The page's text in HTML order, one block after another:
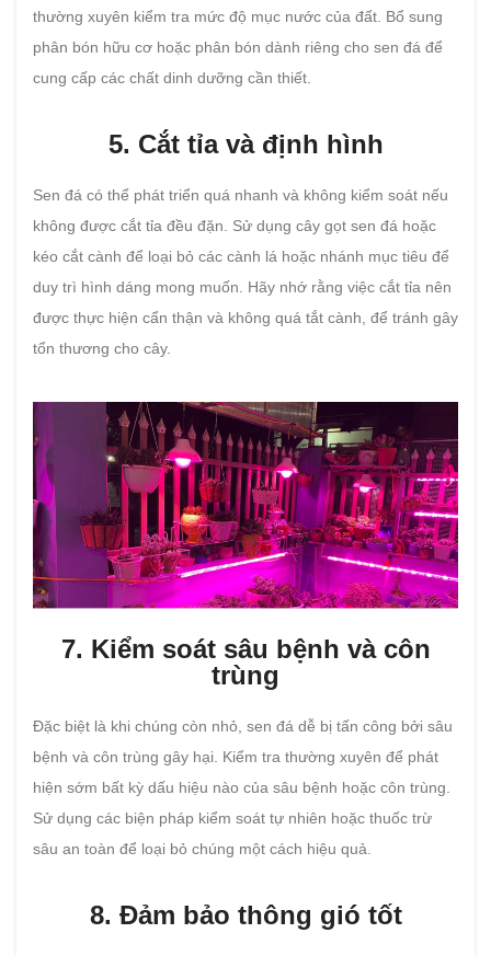
thường xuyên kiểm tra mức độ mục nước của đất. Bổ sung
phân bón hữu cơ hoặc phân bón dành riêng cho sen đá để
cung cấp các chất dinh dưỡng cần thiết.
5. Cắt tỉa và định hình
Sen đá có thể phát triển quá nhanh và không kiểm soát nếu
không được cắt tỉa đều đặn. Sử dụng cây gọt sen đá hoặc
kéo cắt cành để loại bỏ các cành lá hoặc nhánh mục tiêu để
duy trì hình dáng mong muốn. Hãy nhớ rằng việc cắt tỉa nên
được thực hiện cẩn thận và không quá tắt cành, để tránh gây
tổn thương cho cây.
7. Kiểm soát sâu bệnh và côn
trùng
Đặc biệt là khi chúng còn nhỏ, sen đá dễ bị tấn công bởi sâu
bệnh và côn trùng gây hại. Kiểm tra thường xuyên để phát
hiện sớm bất kỳ dấu hiệu nào của sâu bệnh hoặc côn trùng.
Sử dụng các biện pháp kiểm soát tự nhiên hoặc thuốc trừ
sâu an toàn để loại bỏ chúng một cách hiệu quả.
8. Đảm bảo thông gió tốt